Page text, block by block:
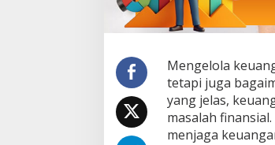
Mengelola
tetapi juga
yang jelas,
masalah
menjaga